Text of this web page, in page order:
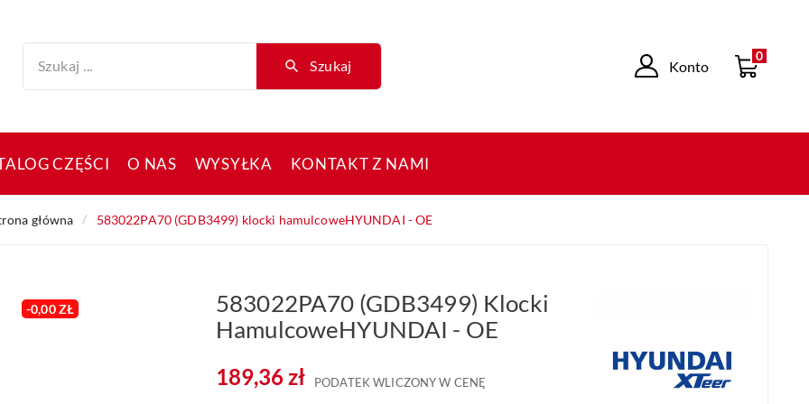
Szukaj Konto
0
CZĘŚCI O NAS WYSYŁKA KONTAKT Z NAMI
główna 583022PA70 (GDB3499) klocki hamulcoweHYUNDAI - OE
-0,00 ZŁ
583022PA70 (GDB3499) Klocki
HamulcoweHYUNDAI - OE
189,36 zł PODATEK WLICZONY W CENĘ